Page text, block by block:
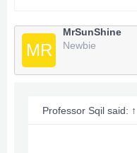
MR
MrSunShine
Newbie
Professor Sqil said: ↑